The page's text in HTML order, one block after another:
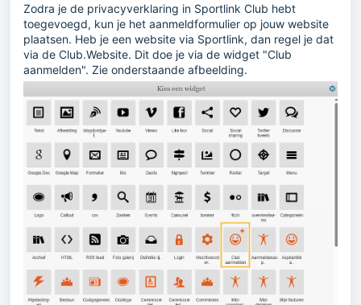
Zodra je de privacyverklaring in Sportlink Club hebt
toegevoegd, kun je het aanmeldformulier op jouw website
plaatsen. Heb je een website via Sportlink, dan regel je dat
via de Club.Website. Dit doe je via de widget "Club
aanmelden". Zie onderstaande afbeelding.